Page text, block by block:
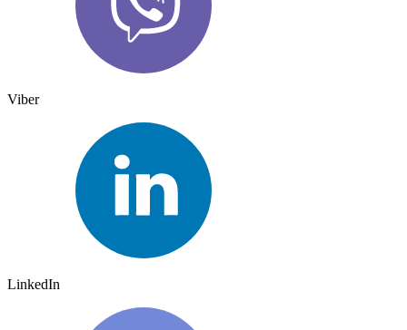
Viber
LinkedIn